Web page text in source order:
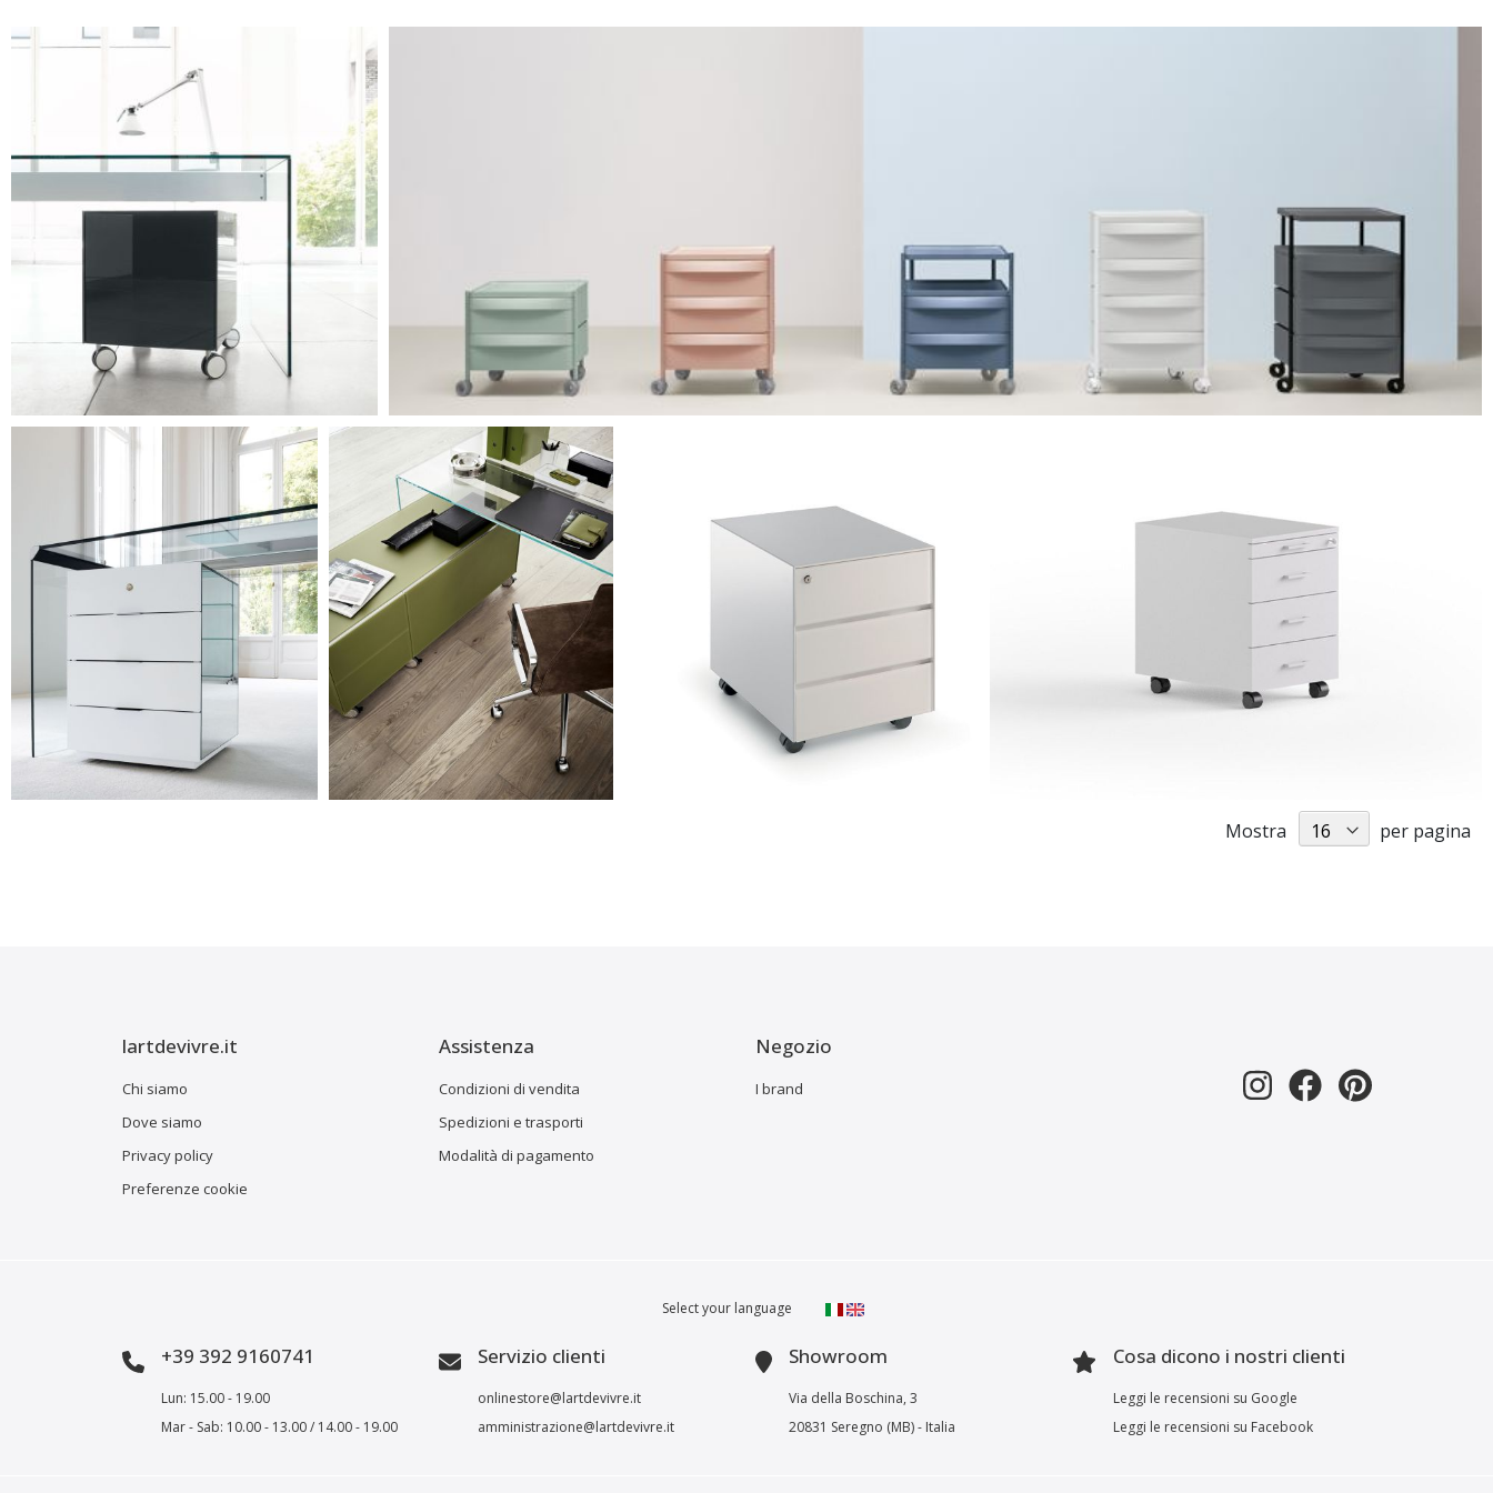
Mostra per pagina
lartdevivre.it
Chi siamo
Dove siamo
Privacy policy
Preferenze cookie
Assistenza
Condizioni di vendita
Spedizioni e trasporti
Modalità di pagamento
Negozio
I brand
Select your language
+39 392 9160741
Lun: 15.00 - 19.00
Mar - Sab: 10.00 - 13.00 / 14.00 - 19.00
Servizio clienti
onlinestore@lartdevivre.it
amministrazione@lartdevivre.it
Showroom
Via della Boschina, 3
20831 Seregno (MB) - Italia
Cosa dicono i nostri clienti
Leggi le recensioni su Google
Leggi le recensioni su Facebook